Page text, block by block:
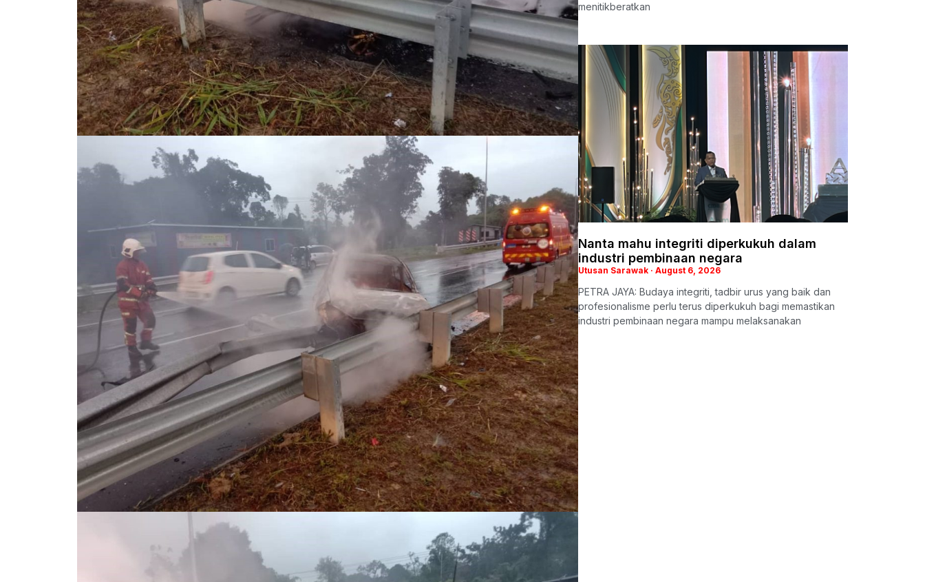
menitikberatkan
Nanta mahu integriti diperkukuh dalam
industri pembinaan negara
Utusan Sarawak August 6, 2026
PETRA JAYA: Budaya integriti, tadbir urus yang baik dan
profesionalisme perlu terus diperkukuh bagi memastikan
industri pembinaan negara mampu melaksanakan